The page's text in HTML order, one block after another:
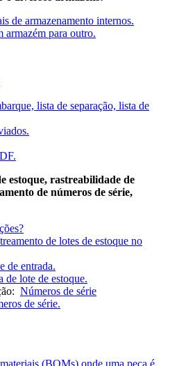
de armazenamento internos.
armazém para outro.
lista de separação, lista de
estoque, rastreabilidade de
de números de série,
de lotes de estoque no
de entrada.
de lote de estoque.
Números de série
de série.
(BOMs) onde uma peça é